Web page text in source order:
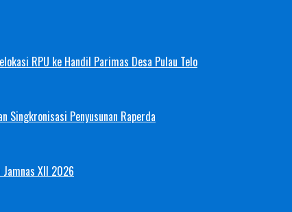
RPU ke Handil Parimas Desa Pulau Telo
Singkronisasi Penyusunan Raperda
Jamnas XII 2026